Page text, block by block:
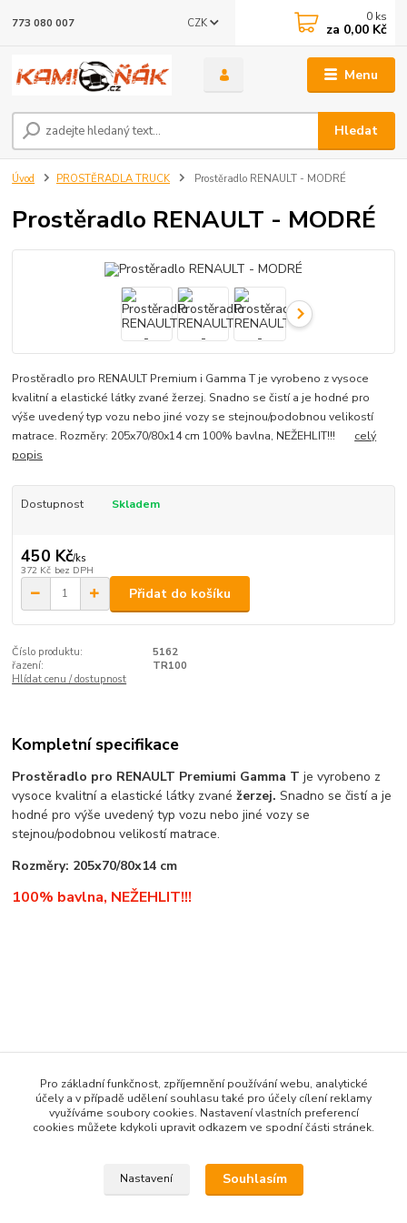
Menu
CZK
Hledat
773 080 007 0 ks
za 0,00 Kč
Úvod PROSTĚRADLA TRUCK Prostěradlo RENAULT - MODRÉ
Prostěradlo RENAULT - MODRÉ
Prostěradlo pro RENAULT Premium i Gamma T je vyrobeno z vysoce
kvalitní a elastické látky zvané žerzej. Snadno se čistí a je hodné pro
výše uvedený typ vozu nebo jiné vozy se stejnou/podobnou velikostí
matrace. Rozměry: 205x70/80x14 cm 100% bavlna, NEŽEHLIT!!! celý
popis
Dostupnost Skladem
450 Kč/ks
372 Kč bez DPH
Přidat do košíku
Číslo produktu:
5162
řazení:
TR100
Hlídat cenu / dostupnost
Kompletní specifikace
Prostěradlo pro RENAULT Premiumi Gamma T je vyrobeno z
vysoce kvalitní a elastické látky zvanéžerzej.Snadno se čistí a je
hodné pro výše uvedený typ vozu nebo jiné vozy se
stejnou/podobnou velikostí matrace.
Rozměry: 205x70/80x14 cm
100% bavlna, NEŽEHLIT!!!
* ZBOŽÍ DLE ZNAČKY VOZU *
PROSTĚRADLA TRUCK
Pro základní funkčnost, zpříjemnění používání webu, analytické
účely a v případě udělení souhlasu také pro účely cílení reklamy
využíváme soubory cookies. Nastavení vlastních preferencí
cookies můžete kdykoli upravit odkazem ve spodní části stránek.
Nastavení Souhlasím